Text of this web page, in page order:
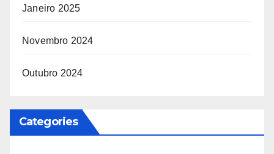
Janeiro 2025
Novembro 2024
Outubro 2024
Categories